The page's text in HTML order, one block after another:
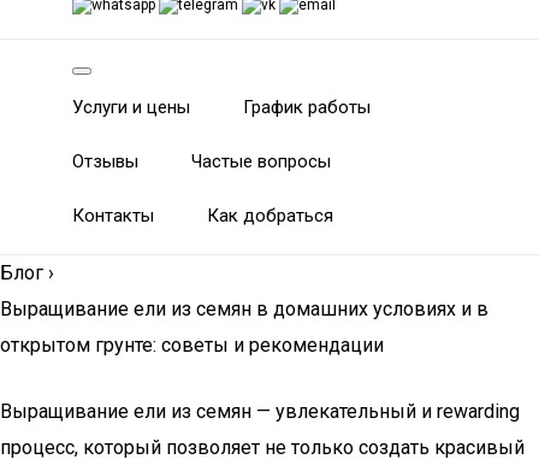
Услуги и цены График работы
Отзывы Частые вопросы
Контакты Как добраться
Блог ›
Выращивание ели из семян в домашних условиях и в
открытом грунте: советы и рекомендации
Выращивание ели из семян — увлекательный и rewarding
процесс, который позволяет не только создать красивый